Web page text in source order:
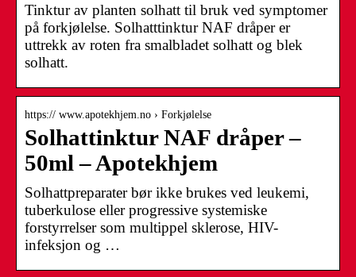
Tinktur av planten solhatt til bruk ved symptomer
på forkjølelse. Solhatttinktur NAF dråper er
uttrekk av roten fra smalbladet solhatt og blek
solhatt.
https:// www.apotekhjem.no › Forkjølelse
Solhattinktur NAF dråper –
50ml – Apotekhjem
Solhattpreparater bør ikke brukes ved leukemi,
tuberkulose eller progressive systemiske
forstyrrelser som multippel sklerose, HIV-
infeksjon og …